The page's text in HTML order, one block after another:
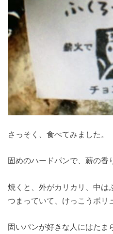
さっそく、食べてみました。
固めのハードパンで、薪の香
焼くと、外がカリカリ、中は
つまっていて、けっこうボリ
固いパンが好きな人にはたま